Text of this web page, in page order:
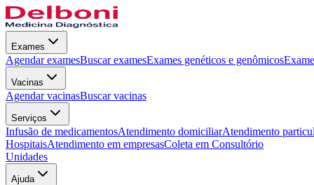
Exames
Agendar examesBuscar examesExames genéticos e genômicos
Vacinas
Agendar vacinasBuscar vacinas
Serviços
Infusão de medicamentosAtendimento domiciliarAtendimento
HospitaisAtendimento em empresasColeta em Consultório
Unidades
Ajuda